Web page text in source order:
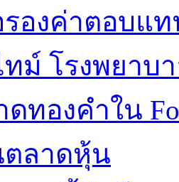
รองค่าตอบแ
ม์ โรงพยาบ
ทองคำใน
ตลาดหุ้น